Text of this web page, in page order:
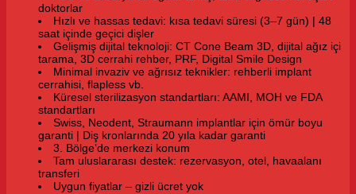
doktorlar
Hızlı ve hassas tedavi: kısa tedavi süresi (3–7 gün) | 48
saat içinde geçici dişler
Gelişmiş dijital teknoloji: CT Cone Beam 3D, dijital ağız içi
tarama, 3D cerrahi rehber, PRF, Digital Smile Design
Minimal invaziv ve ağrısız teknikler: rehberli implant
cerrahisi, flapless vb.
Küresel sterilizasyon standartları: AAMI, MOH ve FDA
standartları
Swiss, Neodent, Straumann implantlar için ömür boyu
garanti | Diş kronlarında 20 yıla kadar garanti
3. Bölge’de merkezi konum
Tam uluslararası destek: rezervasyon, otel, havaalanı
transferi
Uygun fiyatlar – gizli ücret yok